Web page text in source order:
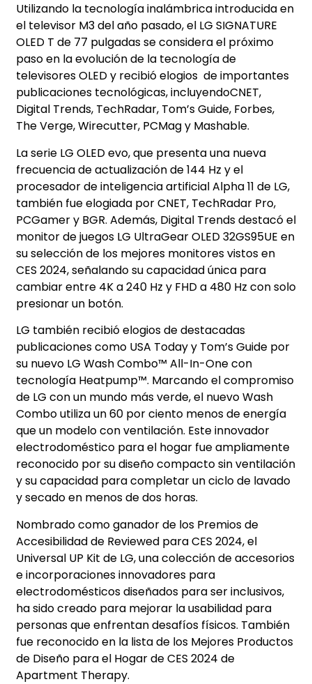
Utilizando la tecnología inalámbrica introducida en
el televisor M3 del año pasado, el LG SIGNATURE
OLED T de 77 pulgadas se considera el próximo
paso en la evolución de la tecnología de
televisores OLED y recibió elogios de importantes
publicaciones tecnológicas, incluyendoCNET,
Digital Trends, TechRadar, Tom’s Guide, Forbes,
The Verge, Wirecutter, PCMag y Mashable.
La serie LG OLED evo, que presenta una nueva
frecuencia de actualización de 144 Hz y el
procesador de inteligencia artificial Alpha 11 de LG,
también fue elogiada por CNET, TechRadar Pro,
PCGamer y BGR. Además, Digital Trends destacó el
monitor de juegos LG UltraGear OLED 32GS95UE en
su selección de los mejores monitores vistos en
CES 2024, señalando su capacidad única para
cambiar entre 4K a 240 Hz y FHD a 480 Hz con solo
presionar un botón.
LG también recibió elogios de destacadas
publicaciones como USA Today y Tom’s Guide por
su nuevo LG Wash Combo™ All-In-One con
tecnología Heatpump™. Marcando el compromiso
de LG con un mundo más verde, el nuevo Wash
Combo utiliza un 60 por ciento menos de energía
que un modelo con ventilación. Este innovador
electrodoméstico para el hogar fue ampliamente
reconocido por su diseño compacto sin ventilación
y su capacidad para completar un ciclo de lavado
y secado en menos de dos horas.
Nombrado como ganador de los Premios de
Accesibilidad de Reviewed para CES 2024, el
Universal UP Kit de LG, una colección de accesorios
e incorporaciones innovadores para
electrodomésticos diseñados para ser inclusivos,
ha sido creado para mejorar la usabilidad para
personas que enfrentan desafíos físicos. También
fue reconocido en la lista de los Mejores Productos
de Diseño para el Hogar de CES 2024 de
Apartment Therapy.